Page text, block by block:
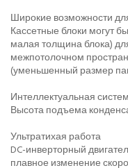
Широкие возможности
Кассетные блоки могут
малая толщина блока)
межпотолочном
(уменьшенный размер
Интеллектуальная
Высота подъема
Ультратихая работа
DC-инверторный
плавное изменение